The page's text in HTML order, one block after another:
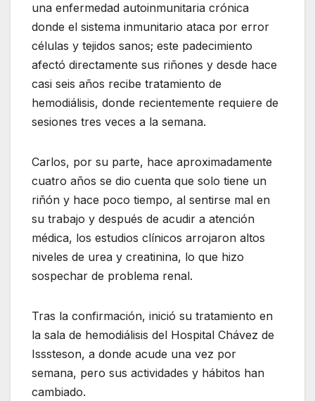
una enfermedad autoinmunitaria crónica
donde el sistema inmunitario ataca por error
células y tejidos sanos; este padecimiento
afectó directamente sus riñones y desde hace
casi seis años recibe tratamiento de
hemodiálisis, donde recientemente requiere de
sesiones tres veces a la semana.
Carlos, por su parte, hace aproximadamente
cuatro años se dio cuenta que solo tiene un
riñón y hace poco tiempo, al sentirse mal en
su trabajo y después de acudir a atención
médica, los estudios clínicos arrojaron altos
niveles de urea y creatinina, lo que hizo
sospechar de problema renal.
Tras la confirmación, inició su tratamiento en
la sala de hemodiálisis del Hospital Chávez de
Isssteson, a donde acude una vez por
semana, pero sus actividades y hábitos han
cambiado.